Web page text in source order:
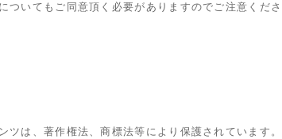
ついてもご同意頂く必要がありますのでご注意くださ
ツは、著作権法、商標法等により保護されています